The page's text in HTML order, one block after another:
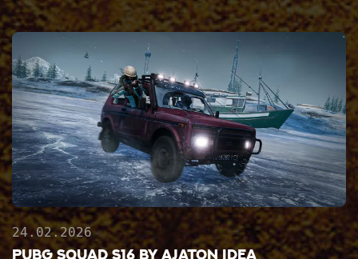
24.02.2026
PUBG Squad S16 by Ajaton Idea